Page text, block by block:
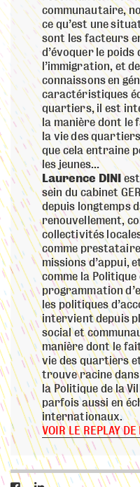
communautaire,
ce qu’est une
sont les facteurs
d’évoquer le
l’immigration, et
connaissons en
caractéristiques
quartiers, il est
la manière dont le
la vie des
que cela entraine
les jeunes…
Laurence DINI
sein du cabinet
depuis longtemps
renouvellement,
collectivités
comme prestataire
missions d’appui,
comme la Politique
programmation
les politiques
intervient depuis
social et
manière dont le
vie des quartiers
trouve racine
la Politique de la
parfois aussi en
internationaux.
VOIR LE REPLAY